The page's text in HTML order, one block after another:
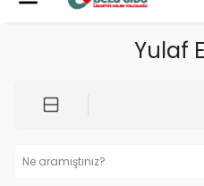
Yulaf